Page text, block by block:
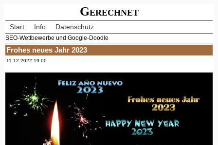
Gerechnet
Start Info Datenschutz
SEO-Wettbewerbe und Google-Doodle
Frohes neues Jahr 2023
11.12.2022 19:00